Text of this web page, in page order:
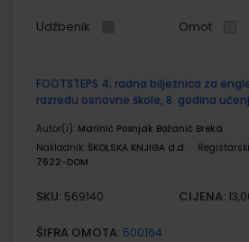
Udžbenik Omot
FOOTSTEPS 4; radna bilježnica za
razredu osnovne škole, 8. godina
Autor(i): Marinić Posnjak Božanić Breka
Nakladnik: ŠKOLSKA KNJIGA d.d.
7622-DOM
SKU: 569140 CIJENA:
ŠIFRA OMOTA: 500164